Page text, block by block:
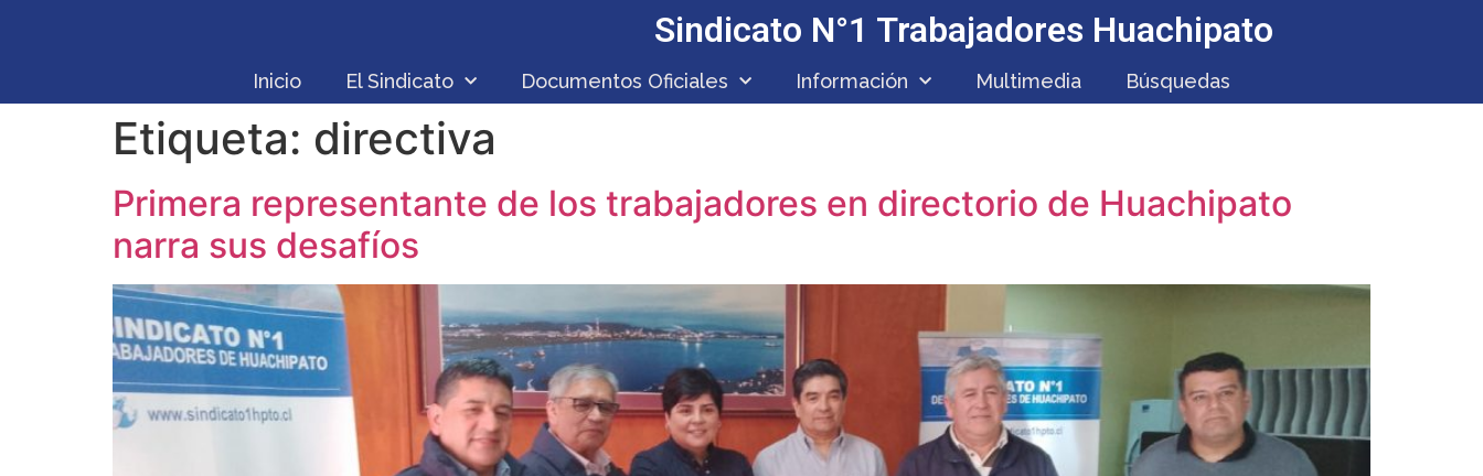
Sindicato N°1 Trabajadores Huachipato
Inicio El Sindicato Documentos Oficiales Información Multimedia Búsquedas
Etiqueta: directiva
Primera representante de los trabajadores en directorio de Huachipato
narra sus desafíos